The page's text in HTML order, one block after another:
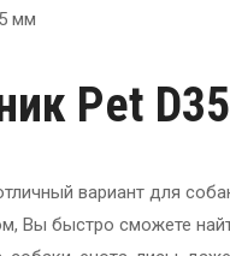
мм
Pet
вариант для
Вы быстро сможете